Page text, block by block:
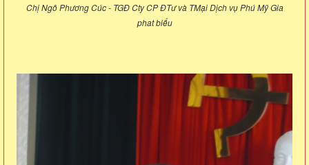
Chị Ngô Phương Cúc - TGĐ Cty CP ĐTư và TMại Dịch vụ Phú Mỹ Gia
phat biểu